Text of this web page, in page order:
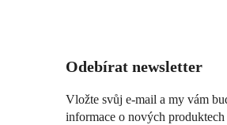
Odebírat newsletter
Vložte svůj e-mail a my vám
informace o nových produktech